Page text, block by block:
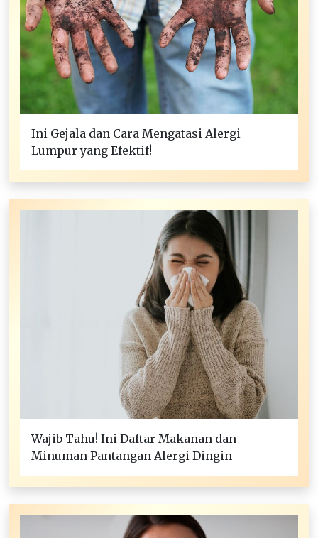
Ini Gejala dan Cara Mengatasi Alergi
Lumpur yang Efektif!
Wajib Tahu! Ini Daftar Makanan dan
Minuman Pantangan Alergi Dingin